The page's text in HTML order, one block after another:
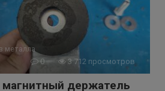
металла
0
3 712 просмотров
магнитный держатель